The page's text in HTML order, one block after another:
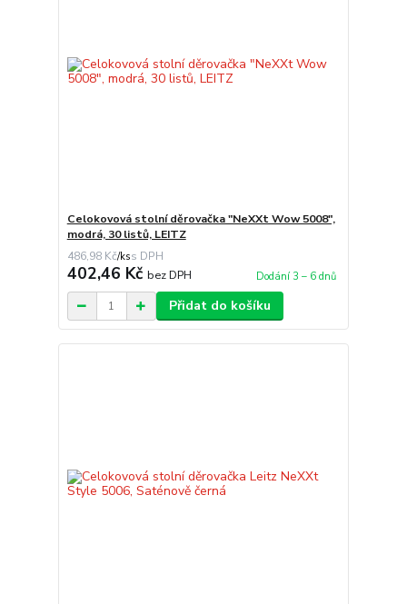
Celokovová stolní děrovačka "NeXXt Wow 5008",
modrá, 30 listů, LEITZ
486,98 Kč/ks
402,46 Kč bez DPH Dodání 3 – 6 dnů
Přidat do košíku